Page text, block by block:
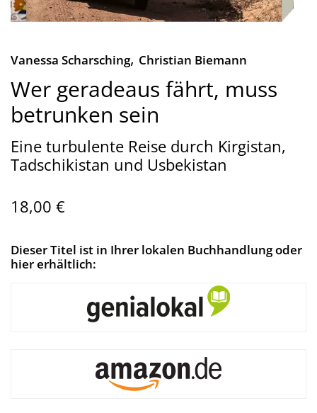
Vanessa Scharsching, Christian Biemann
Wer geradeaus fährt, muss
betrunken sein
Eine turbulente Reise durch Kirgistan,
Tadschikistan und Usbekistan
18,00 €
Dieser Titel ist in Ihrer lokalen Buchhandlung oder
hier erhältlich: